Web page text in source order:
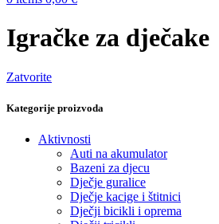
Igračke za dječake
Zatvorite
Kategorije proizvoda
Aktivnosti
Auti na akumulator
Bazeni za djecu
Dječje guralice
Dječje kacige i štitnici
Dječji bicikli i oprema